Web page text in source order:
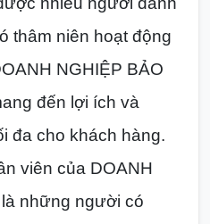
thâm niên hoạt động
NGHIỆP BẢO
đến lợi ích và
đa cho khách hàng.
viên của DOANH
những người có